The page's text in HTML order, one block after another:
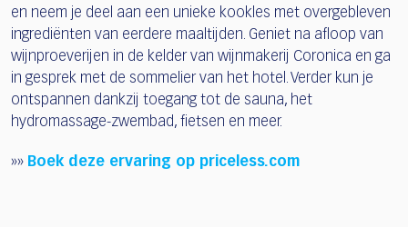
en neem je deel aan een unieke kookles met overgebleven
ingrediënten van eerdere maaltijden. Geniet na afloop van
wijnproeverijen in de kelder van wijnmakerij Coronica en ga
in gesprek met de sommelier van het hotel. Verder kun je
ontspannen dankzij toegang tot de sauna, het
hydromassage-zwembad, fietsen en meer.
»» Boek deze ervaring op priceless.com